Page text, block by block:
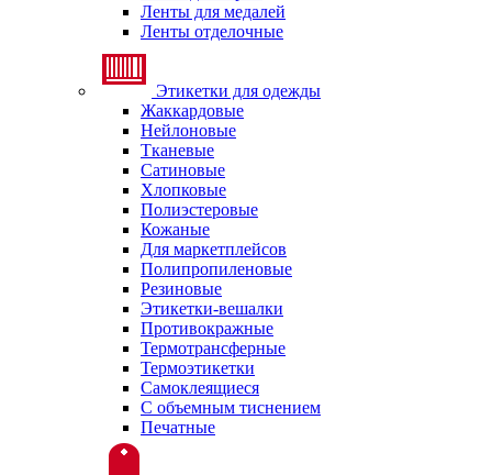
Ленты для медалей
Ленты отделочные
Этикетки для одежды
Жаккардовые
Нейлоновые
Тканевые
Сатиновые
Хлопковые
Полиэстеровые
Кожаные
Для маркетплейсов
Полипропиленовые
Резиновые
Этикетки-вешалки
Противокражные
Термотрансферные
Термоэтикетки
Самоклеящиеся
С объемным тиснением
Печатные